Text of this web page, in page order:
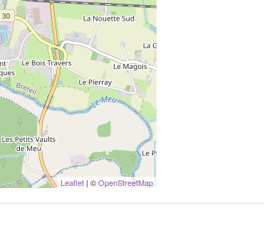
Leaflet | ©OpenStreetMap